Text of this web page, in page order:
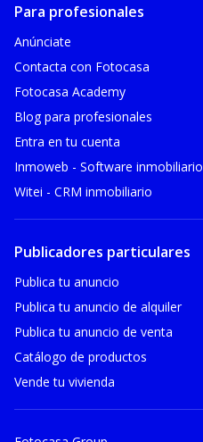
Para profesionales
Anúnciate
Contacta con Fotocasa
Fotocasa Academy
Blog para profesionales
Entra en tu cuenta
Inmoweb - Software inmobiliario
Witei - CRM inmobiliario
Publicadores particulares
Publica tu anuncio
Publica tu anuncio de alquiler
Publica tu anuncio de venta
Catálogo de productos
Vende tu vivienda